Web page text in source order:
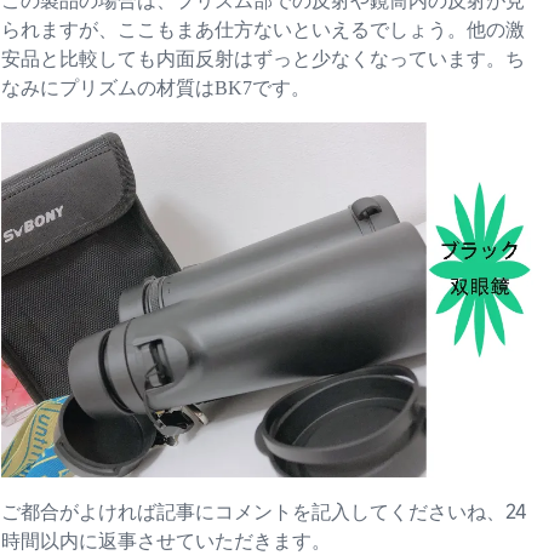
られますが、ここもまあ仕方ないといえるでしょう。他の激
安品と比較しても内面反射はずっと少なくなっています。ち
なみにプリズムの材質はBK7です。
ご都合がよければ記事にコメントを記入してくださいね、24
時間以内に返事させていただきます。